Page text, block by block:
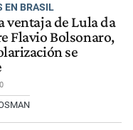
EN BRASIL
ventaja de Lula da
Flavio Bolsonaro,
se